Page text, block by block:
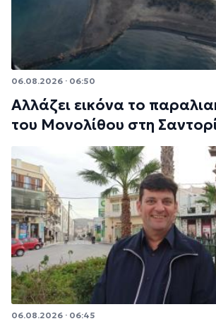
06.08.2026 · 06:50
Αλλάζει εικόνα το
του Μονολίθου στη
06.08.2026 · 06:45